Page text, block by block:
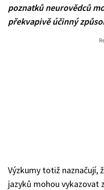
poznatků neurovědců
překvapivě účinný
Výzkumy totiž naznačují,
jazyků mohou vykazovat